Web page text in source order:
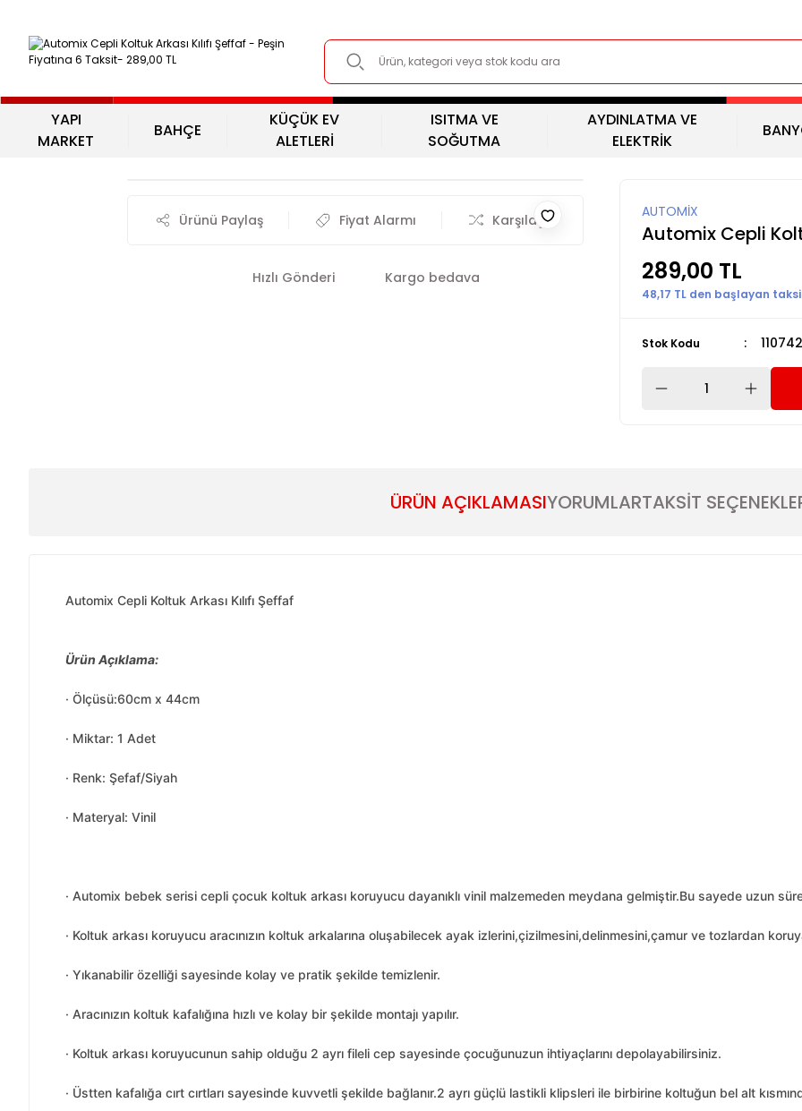
YAPI
MARKET
BAHÇE
KÜÇÜK EV
ALETLERİ
ISITMA VE
SOĞUTMA
AYDINLATMA VE
ELEKTRİK
Ürünü Paylaş Fiyat Alarmı Karşılaştır
Hızlı Gönderi Kargo bedava
AUTOMİX
Automix Cepli
289,00 TL
48,17 TL den başlayan
Stok Kodu 110742
ÜRÜN AÇIKLAMASIYORUMLARTAKSİT
Automix Cepli Koltuk Arkası Kılıfı Şeffaf
Ürün Açıklama:
· Ölçüsü:60cm x 44cm
· Miktar: 1 Adet
· Renk: Şefaf/Siyah
· Materyal: Vinil
· Automix bebek serisi cepli çocuk koltuk arkası koruyucu dayanıklı vinil malzemeden meydana gelmiştir.Bu sayede uzun
· Koltuk arkası koruyucu aracınızın koltuk arkalarına oluşabilecek ayak izlerini,çizilmesini,delinmesini,çamur ve tozlardan
· Yıkanabilir özelliği sayesinde kolay ve pratik şekilde temizlenir.
· Aracınızın koltuk kafalığına hızlı ve kolay bir şekilde montajı yapılır.
· Koltuk arkası koruyucunun sahip olduğu 2 ayrı fileli cep sayesinde çocuğunuzun ihtiyaçlarını depolayabilirsiniz.
· Üstten kafalığa cırt cırtları sayesinde kuvvetli şekilde bağlanır.2 ayrı güçlü lastikli klipsleri ile birbirine koltuğun bel alt